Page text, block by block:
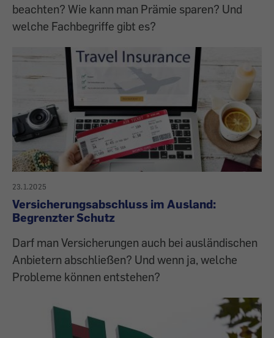
beachten? Wie kann man Prämie sparen? Und
welche Fachbegriffe gibt es?
23.1.2025
Versicherungsabschluss im Ausland:
Begrenzter Schutz
Darf man Versicherungen auch bei ausländischen
Anbietern abschließen? Und wenn ja, welche
Probleme können entstehen?